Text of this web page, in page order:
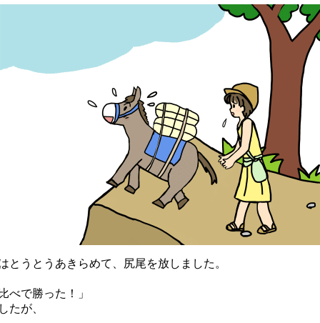
とうとうあきらめて、尻尾を放しました。
べで勝った！」
たが、